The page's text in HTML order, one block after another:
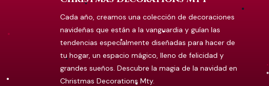
Cada año, creamos una colección de decoraciones
navideñas que están a la vanguardia y guían las
tendencias especialmente diseñadas para hacer de
tu hogar, un espacio mágico, lleno de felicidad y
grandes sueños. Descubre la magia de la navidad en
Christmas Decorations Mty.